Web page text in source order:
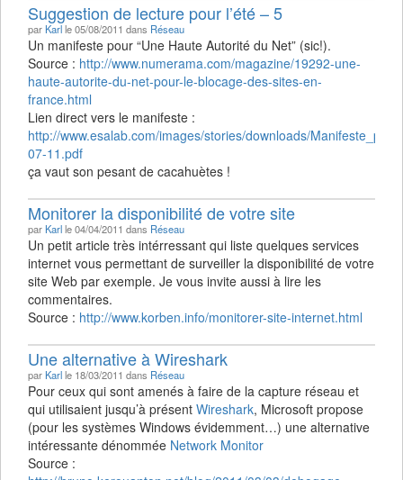
Suggestion de lecture pour l’été – 5
parKarlle 05/08/2011 dans Réseau
Un manifeste pour “Une Haute Autorité du Net” (sic!).
Source : http://www.numerama.com/magazine/19292-une-
haute-autorite-du-net-pour-le-blocage-des-sites-en-
france.html
Lien direct vers le manifeste :
http://www.esalab.com/images/stories/downloads/
07-11.pdf
ça vaut son pesant de cacahuètes !
Monitorer la disponibilité de votre site
parKarlle 04/04/2011 dans Réseau
Un petit article très intérressant qui liste quelques services
internet vous permettant de surveiller la disponibilité de votre
site Web par exemple. Je vous invite aussi à lire les
commentaires.
Source : http://www.korben.info/monitorer-site-internet.html
Une alternative à Wireshark
parKarlle 18/03/2011 dans Réseau
Pour ceux qui sont amenés à faire de la capture réseau et
qui utilisaient jusqu’à présent Wireshark, Microsoft propose
(pour les systèmes Windows évidemment…) une alternative
intéressante dénommée Network Monitor
Source :